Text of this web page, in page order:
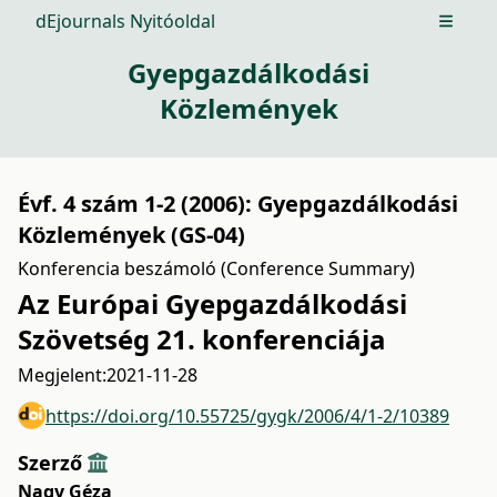
dEjournals Nyitóoldal Open
Gyepgazdálkodási
Közlemények
Évf. 4 szám 1-2 (2006): Gyepgazdálkodási
Közlemények (GS-04)
Konferencia beszámoló (Conference Summary)
Az Európai Gyepgazdálkodási
Szövetség 21. konferenciája
Megjelent:2021-11-28
https://doi.org/10.55725/gygk/2006/4/1-2/10389
Szerző
Nagy Géza